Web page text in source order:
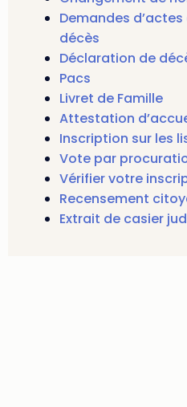
Demandes
décès
Déclaration de
Pacs
Livret de Famille
Attestation
Inscription sur les
Vote par
Vérifier votre
Recensement
Extrait de casier